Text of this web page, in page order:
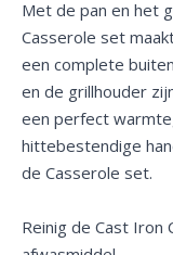
Met de pan en het
Casserole set
een complete
en de grillhouder
een perfect
hittebestendige
de Casserole set.
Reinig de Cast